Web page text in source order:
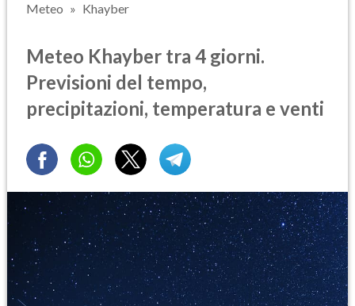
Meteo Khayber
Meteo Khayber tra 4 giorni.
Previsioni del tempo,
precipitazioni, temperatura e venti